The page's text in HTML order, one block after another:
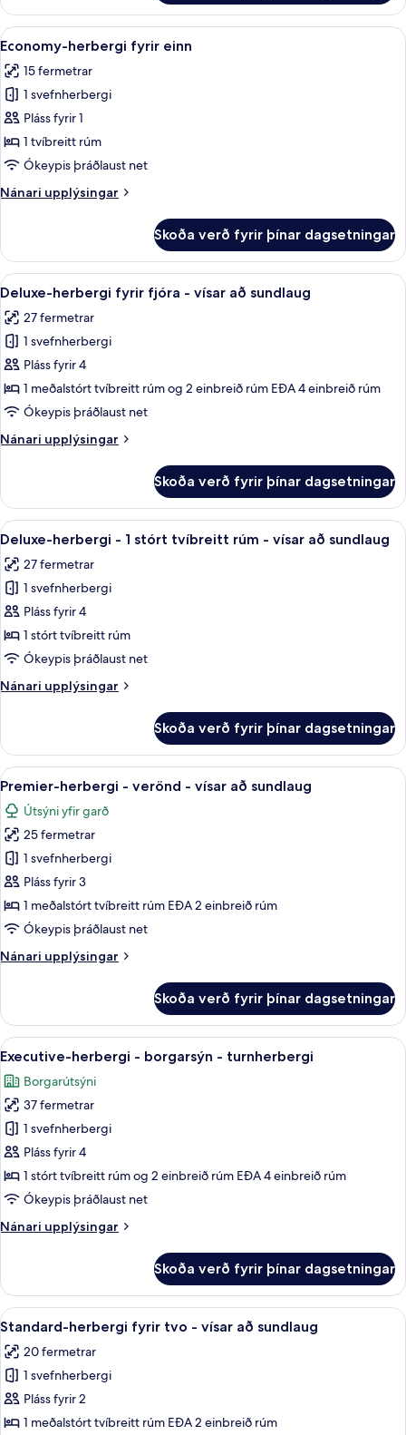
-
nuddbaðker
-
yfir
dal
Skoða
allar
myndir
fyrir
Economy-
herbergi
fyrir
Economy-herbergi fyrir einn |
5
Economy-herbergi fyrir einn
15 fermetrar
1 svefnherbergi
Pláss fyrir 1
1 tvíbreitt rúm
Ókeypis þráðlaust net
Nánari upplýsingar
Nánari
herbergi
fyrir
einn
Skoða verð fyrir þínar dagsetningar
Skoða
allar
myndir
fyrir
Deluxe-
herbergi
fyrir
-
sundlaug
Deluxe-herbergi fyrir fjóra - vísar
15
Deluxe-herbergi fyrir fjóra - vísar að sundlaug
27 fermetrar
1 svefnherbergi
Pláss fyrir 4
1 meðalstórt tvíbreitt rúm og 2 einbreið rúm EÐA 4 einbreið rúm
Ókeypis þráðlaust net
Nánari upplýsingar
Nánari
herbergi
fyrir
fjóra
vísar
að
Skoða verð fyrir þínar dagsetningar
Skoða
allar
myndir
fyrir
Deluxe-
herbergi
-
stórt
vísar
að
sundlaug
Deluxe-herbergi - 1 stórt tvíbreitt
6
Deluxe-herbergi - 1 stórt tvíbreitt rúm - vísar að sundlaug
27 fermetrar
1 svefnherbergi
Pláss fyrir 4
1 stórt tvíbreitt rúm
Ókeypis þráðlaust net
Nánari upplýsingar
Nánari
herbergi
1
tvíbreitt
rúm
vísar
að
sundlaug
Skoða verð fyrir þínar dagsetningar
Skoða
allar
myndir
fyrir
Premier-
herbergi
-
verönd
vísar
Premier-herbergi - verönd - vísar
14
Premier-herbergi - verönd - vísar að sundlaug
Útsýni yfir garð
25 fermetrar
1 svefnherbergi
Pláss fyrir 3
1 meðalstórt tvíbreitt rúm EÐA 2 einbreið rúm
Ókeypis þráðlaust net
Nánari upplýsingar
Nánari
herbergi
verönd
vísar
að
sundlaug
Skoða verð fyrir þínar dagsetningar
Skoða
allar
myndir
fyrir
Executive-
herbergi
-
borgarsýn
turnherbergi
Executive-herbergi - borgarsýn -
10
Executive-herbergi - borgarsýn - turnherbergi
Borgarútsýni
37 fermetrar
1 svefnherbergi
Pláss fyrir 4
1 stórt tvíbreitt rúm og 2 einbreið rúm EÐA 4 einbreið rúm
Ókeypis þráðlaust net
Nánari upplýsingar
Nánari
herbergi
borgarsýn
turnherbergi
Skoða verð fyrir þínar dagsetningar
Skoða
allar
myndir
fyrir
Standard-
herbergi
Standard-herbergi fyrir tvo - vísar
8
Standard-herbergi fyrir tvo - vísar að sundlaug
20 fermetrar
1 svefnherbergi
Pláss fyrir 2
1 meðalstórt tvíbreitt rúm EÐA 2 einbreið rúm